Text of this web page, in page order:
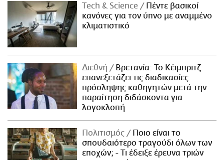
Τech & Science
Πέντε βασικοί
κανόνες για τον ύπνο με αναμμένο
κλιματιστικό
Διεθνή
Βρετανία: Το Κέιμπριτζ
επανεξετάζει τις διαδικασίες
πρόσληψης καθηγητών μετά την
παραίτηση διδάσκοντα για
λογοκλοπή
Πολιτισμός
Ποιο είναι το
σπουδαιότερο τραγούδι όλων των
εποχών; - Τι έδειξε έρευνα τριών